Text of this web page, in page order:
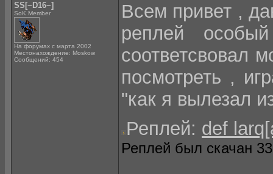
SS[~D16~]
SoK Member
На форумах с марта 2002
Местонахождение: Moskow
Сообщений: 454
Всем привет ,
реплей
соответсвовал
посмотреть ,
"как я вылезал
Реплей: def
Реплей был скачан